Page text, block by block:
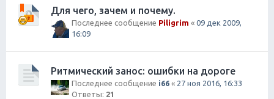
Для чего, зачем и почему.
Последнее сообщение Piligrim « 09 дек 2009,
16:09
Ритмический занос: ошибки на дороге
Последнее сообщение i66 « 27 ноя 2016, 16:33
Ответы: 21